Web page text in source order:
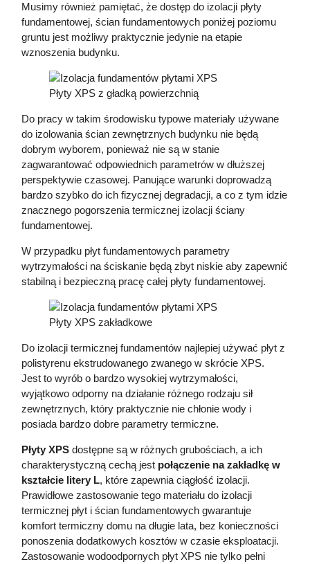
Musimy również pamiętać, że dostęp do izolacji płyty
fundamentowej, ścian fundamentowych poniżej poziomu
gruntu jest możliwy praktycznie jedynie na etapie
wznoszenia budynku.
Płyty XPS z gładką powierzchnią
Do pracy w takim środowisku typowe materiały używane
do izolowania ścian zewnętrznych budynku nie będą
dobrym wyborem, ponieważ nie są w stanie
zagwarantować odpowiednich parametrów w dłuższej
perspektywie czasowej. Panujące warunki doprowadzą
bardzo szybko do ich fizycznej degradacji, a co z tym idzie
znacznego pogorszenia termicznej izolacji ściany
fundamentowej.
W przypadku płyt fundamentowych parametry
wytrzymałości na ściskanie będą zbyt niskie aby zapewnić
stabilną i bezpieczną pracę całej płyty fundamentowej.
Płyty XPS zakładkowe
Do izolacji termicznej fundamentów najlepiej używać płyt z
polistyrenu ekstrudowanego zwanego w skrócie XPS.
Jest to wyrób o bardzo wysokiej wytrzymałości,
wyjątkowo odporny na działanie różnego rodzaju sił
zewnętrznych, który praktycznie nie chłonie wody i
posiada bardzo dobre parametry termiczne.
Płyty XPS dostępne są w różnych grubościach, a ich
charakterystyczną cechą jest połączenie na zakładkę w
kształcie litery L, które zapewnia ciągłość izolacji.
Prawidłowe zastosowanie tego materiału do izolacji
termicznej płyt i ścian fundamentowych gwarantuje
komfort termiczny domu na długie lata, bez konieczności
ponoszenia dodatkowych kosztów w czasie eksploatacji.
Zastosowanie wodoodpornych płyt XPS nie tylko pełni